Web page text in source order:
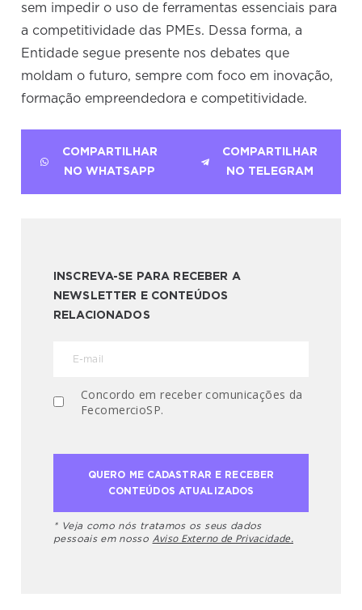
sem impedir o uso de ferramentas essenciais para
a competitividade das PMEs. Dessa forma, a
Entidade segue presente nos debates que
moldam o futuro, sempre com foco em inovação,
formação empreendedora e competitividade.
COMPARTILHAR
NO WHATSAPP
COMPARTILHAR
NO TELEGRAM
INSCREVA-SE PARA RECEBER A
NEWSLETTER E CONTEÚDOS
RELACIONADOS
Concordo em receber comunicações da
FecomercioSP.
* Veja como nós tratamos os seus dados
pessoais em nosso Aviso Externo de Privacidade.